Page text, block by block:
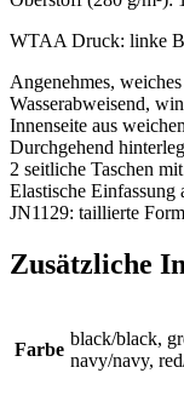
WTAA Druck: linke
Angenehmes,
Wasserabweisend,
Innenseite aus
Durchgehend
2 seitliche Taschen
Elastische Einfassung
JN1129: taillierte Form
Zusätzliche
Farbe
black/black,
navy/navy,